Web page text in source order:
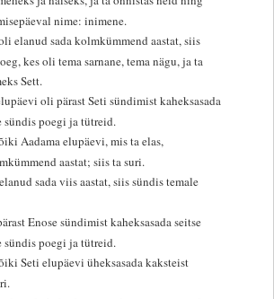
nime: inimene.
elanud sada kolmkümmend aastat, siis
kes oli tema sarnane, tema nägu, ja ta
Sett.
oli pärast Seti sündimist kaheksasada
sündis poegi ja tütreid.
Aadama elupäevi, mis ta elas,
aastat; siis ta suri.
sada viis aastat, siis sündis temale
Enose sündimist kaheksasada seitse
sündis poegi ja tütreid.
Seti elupäevi üheksasada kaksteist